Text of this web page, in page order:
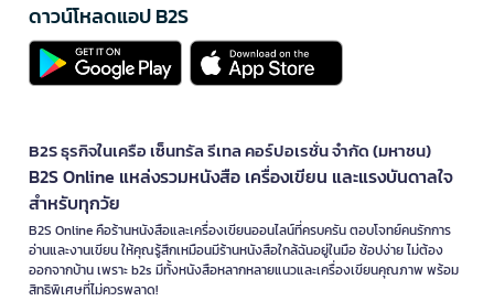
ดาวน์โหลดแอป B2S
B2S ธุรกิจในเครือ เซ็นทรัล รีเทล คอร์ปอเรชั่น จำกัด (มหาชน)
B2S Online แหล่งรวมหนังสือ เครื่องเขียน และแรงบันดาลใจ
สำหรับทุกวัย
B2S Online คือร้านหนังสือและเครื่องเขียนออนไลน์ที่ครบครัน ตอบโจทย์คนรักการ
อ่านและงานเขียน ให้คุณรู้สึกเหมือนมีร้านหนังสือใกล้ฉันอยู่ในมือ ช้อปง่าย ไม่ต้อง
ออกจากบ้าน เพราะ b2s มีทั้งหนังสือหลากหลายแนวและเครื่องเขียนคุณภาพ พร้อม
สิทธิพิเศษที่ไม่ควรพลาด!